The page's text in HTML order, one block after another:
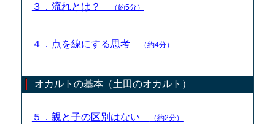
３．流れとは？ （約5分）
４．点を線にする思考 （約4分）
オカルトの基本（土田のオカルト）
５．親と子の区別はない （約2分）